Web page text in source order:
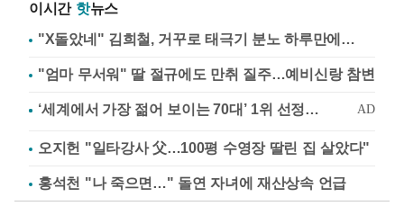
이시간 핫뉴스
"X돌았네" 김희철, 거꾸로 태극기 분노 하루만에…
"엄마 무서워" 딸 절규에도 만취 질주…예비신랑 참변
오지헌 "일타강사 父…100평 수영장 딸린 집 살았다"
홍석천 "나 죽으면…" 돌연 자녀에 재산상속 언급